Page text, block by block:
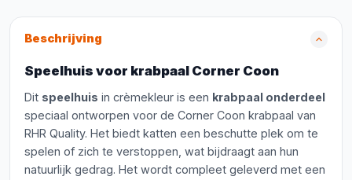
Beschrijving
Speelhuis voor krabpaal Corner Coon
Dit speelhuis in crèmekleur is een krabpaal onderdeel
speciaal ontworpen voor de Corner Coon krabpaal van
RHR Quality. Het biedt katten een beschutte plek om te
spelen of zich te verstoppen, wat bijdraagt aan hun
natuurlijk gedrag. Het wordt compleet geleverd met een